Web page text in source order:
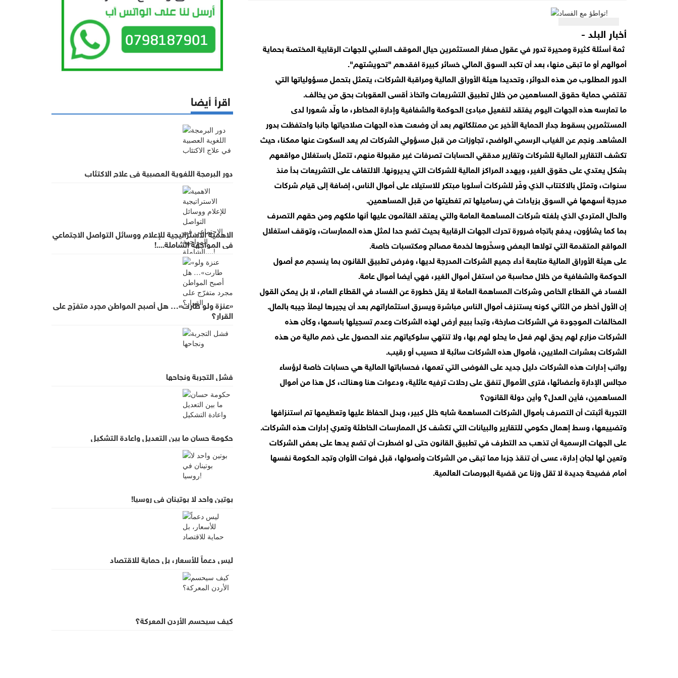
أخبار البلد -
ثمة أسئلة كثيرة ومحيرة تدور في عقول صغار المستثمرين حيال الموقف السلبي للجهات الرقابية المختصة بحماية
أموالهم أو ما تبقى منها، بعد أن تكبد السوق المالي خسائر كبيرة افقدهم "تحويشتهم".
الدور المطلوب من هذه الدوائر، وتحديدا هيئة الأوراق المالية ومراقبة الشركات، يتمثل بتحمل مسؤولياتها التي
تقتضي حماية حقوق المساهمين من خلال تطبيق التشريعات واتخاذ أقسى العقوبات بحق من يخالف.
ما تمارسه هذه الجهات اليوم يفتقد لتفعيل مبادئ الحوكمة والشفافية وإدارة المخاطر، ما ولّد شعورا لدى
المستثمرين بسقوط جدار الحماية الأخير عن ممتلكاتهم بعد أن وضعت هذه الجهات صلاحياتها جانبا واحتفظت بدور
المشاهد. ونجم عن الغياب الرسمي الواضح، تجاوزات من قبل مسؤولي الشركات لم يعد السكوت عنها ممكنا، حيث
تكشف التقارير المالية للشركات وتقارير مدققي الحسابات تصرفات غير مقبولة منهم، تتمثل باستغلال مواقعهم
بشكل يعتدي على حقوق الغير، ويهدد المراكز المالية للشركات التي يديرونها. الالتفاف على التشريعات بدأ منذ
سنوات، وتمثل بالاكتتاب الذي وفّر للشركات أسلوبا مبتكر للاستيلاء على أموال الناس، إضافة إلى قيام شركات
مدرجة أسهمها في السوق بزيادات في رساميلها تم تغطيتها من قبل المساهمين.
والحال المتردي الذي بلغته شركات المساهمة العامة والتي يعتقد القائمون عليها أنها ملكهم ومن حقهم التصرف
بما كما يشاؤون، يدفع باتجاه ضرورة تحرك الجهات الرقابية بحيث تضع حدا لمثل هذه الممارسات، وتوقف استغلال
المواقع المتقدمة التي تولاها البعض وسخّروها لخدمة مصالح ومكتسبات خاصة.
على هيئة الأوراق المالية متابعة أداء جميع الشركات المدرجة لديها، وفرض تطبيق القانون بما ينسجم مع أصول
الحوكمة والشفافية من خلال محاسبة من استغل أموال الغير، فهي أيضا أموال عامة.
الفساد في القطاع الخاص وشركات المساهمة العامة لا يقل خطورة عن الفساد في القطاع العام، لا بل يمكن القول
إن الأول أخطر من الثاني كونه يستنزف أموال الناس مباشرة ويسرق استثماراتهم بعد أن يجيرها ليملأ جيبه بالمال.
المخالفات الموجودة في الشركات صارخة، وتبدأ ببيع أرض لهذه الشركات وعدم تسجيلها باسمها، وكأن هذه
الشركات مزارع لهم يحق لهم فعل ما يحلو لهم بها، ولا تنتهي سلوكياتهم عند الحصول على ذمم مالية من هذه
الشركات بعشرات الملايين، فأموال هذه الشركات سائبة لا حسيب أو رقيب.
رواتب إدارات هذه الشركات دليل جديد على الفوضى التي تعمها، فحساباتها المالية هي حسابات خاصة لرؤساء
مجالس الإدارة وأعضائها، فترى الأموال تنفق على رحلات ترفيه عائلية، ودعوات هنا وهناك، كل هذا من أموال
المساهمين، فأين العدل؟ وأين دولة القانون؟
التجربة أثبتت أن التصرف بأموال الشركات المساهمة شابه خلل كبير، وبدل الحفاظ عليها وتعظيمها تم استنزافها
وتضييعها، وسط إهمال حكومي للتقارير والبيانات التي تكشف كل الممارسات الخاطئة وتعري إدارات هذه الشركات.
على الجهات الرسمية أن تذهب حد التطرف في تطبيق القانون حتى لو اضطرت أن تضع يدها على بعض الشركات
وتعين لها لجان إدارة، عسى أن تنقذ جزءا مما تبقى من الشركات وأصولها، قبل فوات الأوان وتجد الحكومة نفسها
أمام فضيحة جديدة لا تقل وزنا عن قضية البورصات العالمية.
اقرأ أيضا
دور البرمجة اللغوية العصبية في علاج الاكتئاب
الاهمية الاستراتيجية للإعلام ووسائل التواصل الاجتماعي
في المواجهة الشاملة....!
«عنزة ولو طارت»… هل أصبح المواطن مجرد متفرّج على
القرار؟
فشل التجربة ونجاحها
حكومة حسان ما بين التعديل واعادة التشكيل
بوتين واحد لا بوتينان في روسيا!
ليس دعماً للأسعار، بل حماية للاقتصاد
كيف سيحسم الأردن المعركة؟